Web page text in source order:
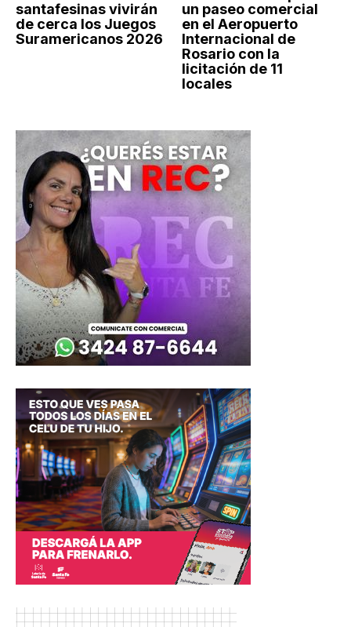
santafesinas vivirán
de cerca los Juegos
Suramericanos 2026
un paseo comercial
en el Aeropuerto
Internacional de
Rosario con la
licitación de 11
locales